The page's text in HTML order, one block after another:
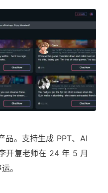
品。支持生成 PPT、AI
开复老师在 24 年 5 月
。